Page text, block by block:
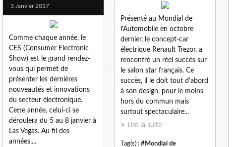
Présenté au Mondial de
l'Automobile en octobre
dernier, le concept-car
électrique Renault Trezor, a
rencontré un réel succès sur
le salon star français. Ce
succès, il le doit tout d'abord
à son design, pour le moins
hors du commun mais
surtout spectaculaire...
Lire la suite
Tag(s) : #Mondial de
3 Janvier 2017
Comme chaque année, le
CES (Consumer Electronic
Show) est le grand rendez-
vous qui permet de
présenter les dernières
nouveautés et innovations
du secteur électronique.
Cette année, celui-ci se
déroulera du 5 au 8 janvier à
Las Vegas. Au fil des
années,...